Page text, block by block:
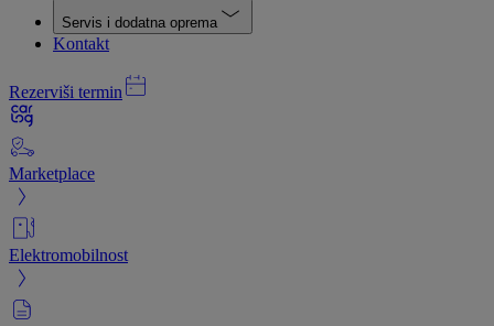
Servis i dodatna oprema
Kontakt
Rezerviši termin
Marketplace
Elektromobilnost